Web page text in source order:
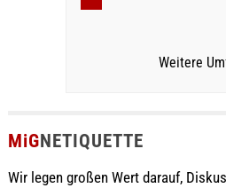
Weitere
MiGNETIQUETTE
Wir legen großen Wert darauf,